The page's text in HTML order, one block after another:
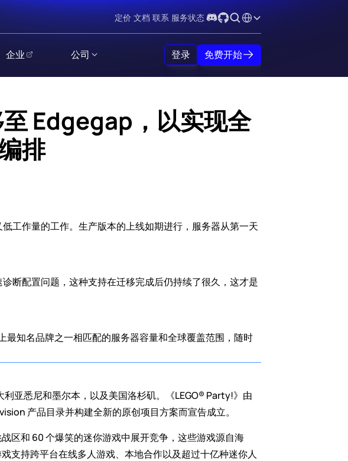
定价 文档 联系 服务状态 Select Language
企业 公司 登录 免费开始
Edgegap，以实现全
排
工作量的工作。生产版本的上线如期进行，服务器从第一天
断配置问题，这种支持在迁移完成后仍持续了很久，这才是
知名品牌之一相匹配的服务器容量和全球覆盖范围，随时
亚悉尼和墨尔本，以及美国洛杉矶。《LEGO® Party!》由
产品目录并构建全新的原创项目方案而宣告成立。
区和 60 个爆笑的迷你游戏中展开竞争，这些游戏源自海
支持跨平台在线多人游戏、本地合作以及超过十亿种迷你人